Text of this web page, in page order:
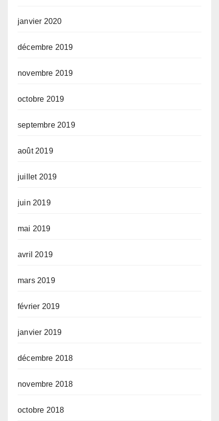
janvier 2020
décembre 2019
novembre 2019
octobre 2019
septembre 2019
août 2019
juillet 2019
juin 2019
mai 2019
avril 2019
mars 2019
février 2019
janvier 2019
décembre 2018
novembre 2018
octobre 2018